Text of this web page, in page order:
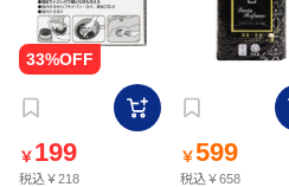
￥ 199
税込￥218
￥599
税込￥658